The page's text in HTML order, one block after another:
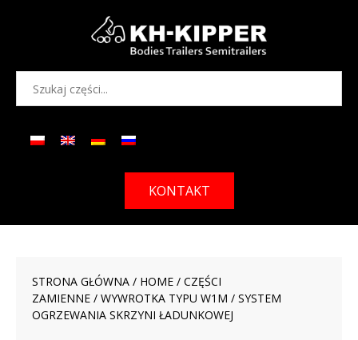
KONTAKT
STRONA GŁÓWNA / HOME / CZĘŚCI
ZAMIENNE / WYWROTKA TYPU W1M / SYSTEM
OGRZEWANIA SKRZYNI ŁADUNKOWEJ